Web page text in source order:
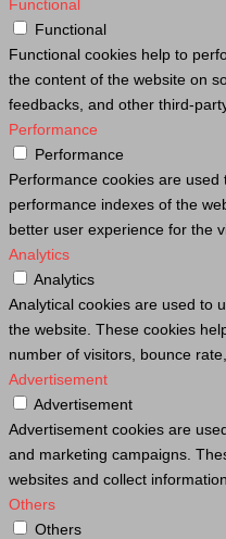
Functional
Functional
Functional cookies help to
the content of the website on
feedbacks, and other third-
Performance
Performance
Performance cookies are
performance indexes of the
better user experience for the
Analytics
Analytics
Analytical cookies are used to
the website. These cookies
number of visitors, bounce
Advertisement
Advertisement
Advertisement cookies are
and marketing campaigns.
websites and collect
Others
Others